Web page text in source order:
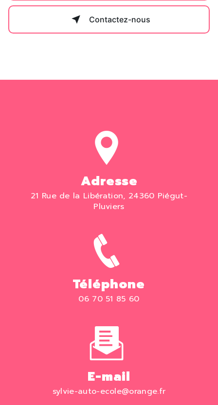
Contactez-nous
Adresse
21 Rue de la Libération, 24360 Piégut-
Pluviers
Téléphone
06 70 51 85 60
E-mail
sylvie-auto-ecole@orange.fr